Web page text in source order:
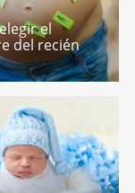
el
del recién